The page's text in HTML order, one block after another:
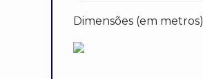
Dimensões (em metros)